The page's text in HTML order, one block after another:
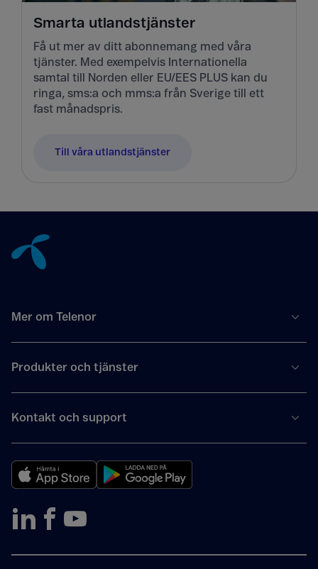
Smarta utlandstjänster
Få ut mer av ditt abonnemang med våra
tjänster. Med exempelvis Internationella
samtal till Norden eller EU/EES PLUS kan du
ringa, sms:a och mms:a från Sverige till ett
fast månadspris.
Till våra utlandstjänster
Mer om Telenor
Produkter och tjänster
Kontakt och support